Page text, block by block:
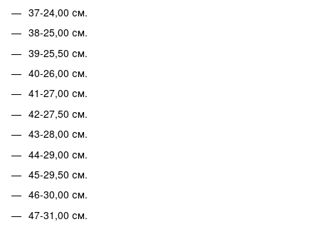
37-24,00 см.
38-25,00 см.
39-25,50 см.
40-26,00 см.
41-27,00 см.
42-27,50 см.
43-28,00 см.
44-29,00 см.
45-29,50 см.
46-30,00 см.
47-31,00 см.